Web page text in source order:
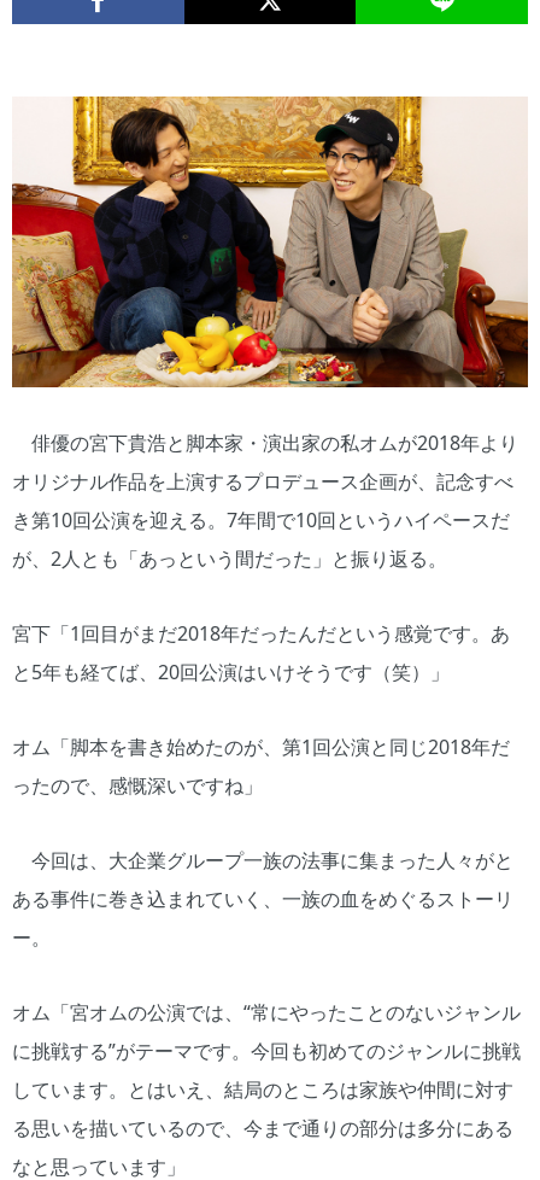
俳優の宮下貴浩と脚本家・演出家の私オムが2018年より
オリジナル作品を上演するプロデュース企画が、記念すべ
き第10回公演を迎える。7年間で10回というハイペースだ
が、2人とも「あっという間だった」と振り返る。
宮下「1回目がまだ2018年だったんだという感覚です。あ
と5年も経てば、20回公演はいけそうです（笑）」
オム「脚本を書き始めたのが、第1回公演と同じ2018年だ
ったので、感慨深いですね」
今回は、大企業グループ一族の法事に集まった人々がと
ある事件に巻き込まれていく、一族の血をめぐるストーリ
ー。
オム「宮オムの公演では、“常にやったことのないジャンル
に挑戦する”がテーマです。今回も初めてのジャンルに挑戦
しています。とはいえ、結局のところは家族や仲間に対す
る思いを描いているので、今まで通りの部分は多分にある
なと思っています」